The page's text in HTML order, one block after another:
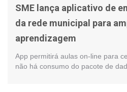
SME lança aplicativo de
da rede municipal para
aprendizagem
App permitirá aulas on-line para
não há consumo do pacote de